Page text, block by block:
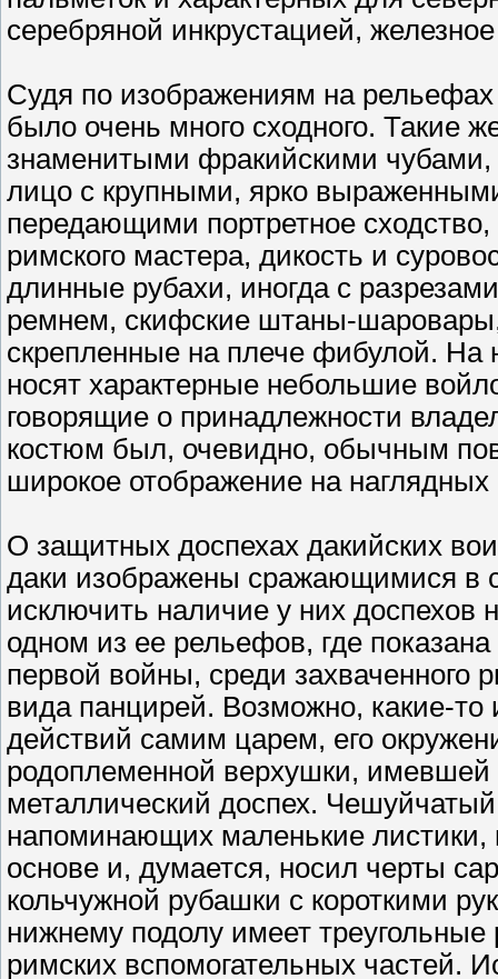
серебряной инкрустацией,
Судя по изображениям на рельефах
было очень много сходного. Такие
знаменитыми фракийскими
лицо с крупными, ярко
передающими портретное
римского мастера, дикость и
длинные рубахи, иногда с
ремнем, скифские штаны-
скрепленные на плече фибулой. На
носят характерные небольшие
говорящие о принадлежности
костюм был, очевидно, обычным
широкое отображение на наглядных
О защитных доспехах дакийских
даки изображены сражающимися в
исключить наличие у них доспехов
одном из ее рельефов, где
первой войны, среди
вида панцирей. Возможно, какие-
действий самим царем, его
родоплеменной верхушки, имевшей
металлический доспех.
напоминающих маленькие листики,
основе и, думается, носил черты
кольчужной рубашки с короткими
нижнему подолу имеет
римских вспомогательных частей.